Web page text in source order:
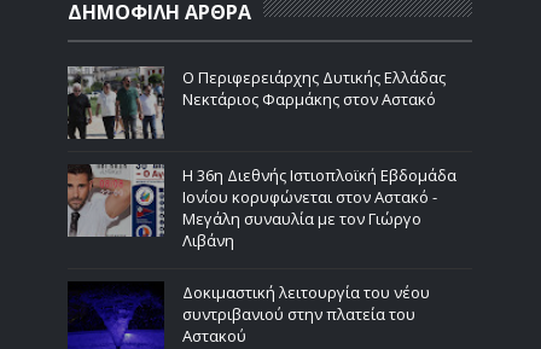
ΔΗΜΟΦΙΛΗ ΑΡΘΡΑ
Ο Περιφερειάρχης Δυτικής Ελλάδας
Νεκτάριος Φαρμάκης στον Αστακό
Η 36η Διεθνής Ιστιοπλοϊκή Εβδομάδα
Ιονίου κορυφώνεται στον Αστακό -
Μεγάλη συναυλία με τον Γιώργο
Λιβάνη
Δοκιμαστική λειτουργία του νέου
συντριβανιού στην πλατεία του
Αστακού